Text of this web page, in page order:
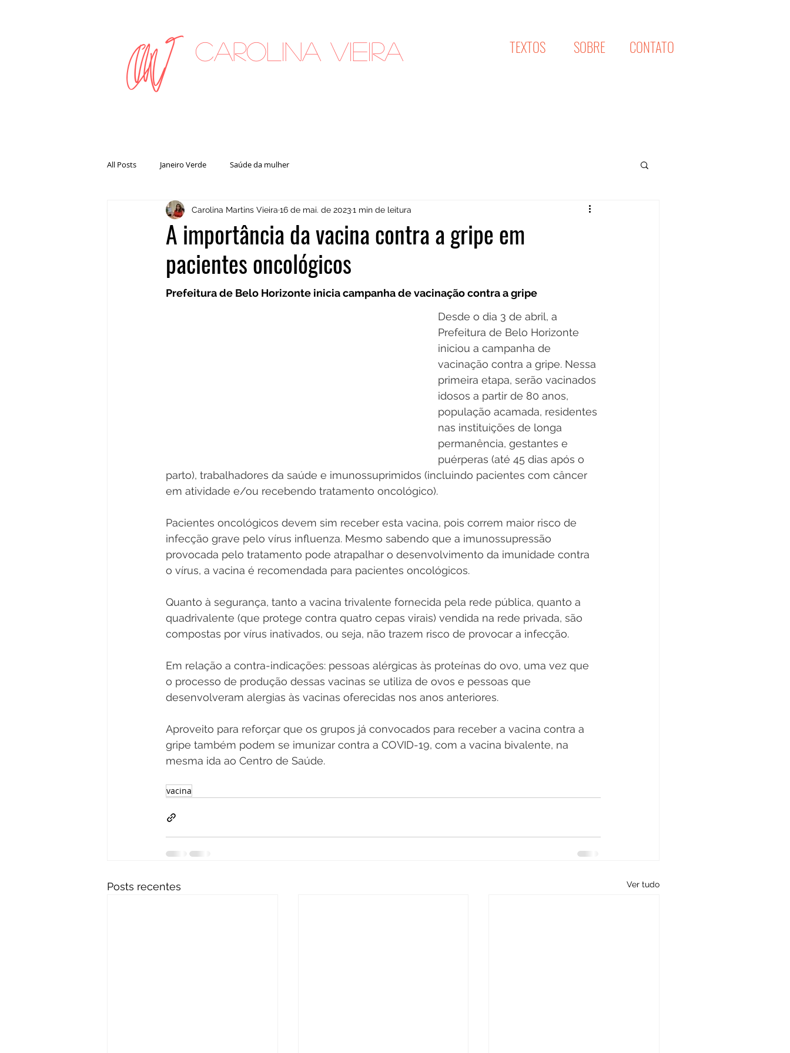
TEXTOS SOBRE CONTATO
Carolina Vieira
All Posts Janeiro Verde Saúde da mulher
A importância da vacina contra a gripe em
pacientes oncológicos
Carolina Martins Vieira 16 de mai. de 20231 min de leitura
Prefeitura de Belo Horizonte inicia campanha de vacinação contra a gripe
Desde o dia 3 de abril, a
Prefeitura de Belo Horizonte
iniciou a campanha de
vacinação contra a gripe. Nessa
primeira etapa, serão vacinados
idosos a partir de 80 anos,
população acamada, residentes
nas instituições de longa
permanência, gestantes e
puérperas (até 45 dias após o
parto), trabalhadores da saúde e imunossuprimidos (incluindo pacientes com câncer
em atividade e/ou recebendo tratamento oncológico).
Pacientes oncológicos devem sim receber esta vacina, pois correm maior risco de
infecção grave pelo vírus influenza. Mesmo sabendo que a imunossupressão
provocada pelo tratamento pode atrapalhar o desenvolvimento da imunidade contra
o vírus, a vacina é recomendada para pacientes oncológicos.
Quanto à segurança, tanto a vacina trivalente fornecida pela rede pública, quanto a
quadrivalente (que protege contra quatro cepas virais) vendida na rede privada, são
compostas por vírus inativados, ou seja, não trazem risco de provocar a infecção.
Em relação a contra-indicações: pessoas alérgicas às proteínas do ovo, uma vez que
o processo de produção dessas vacinas se utiliza de ovos e pessoas que
desenvolveram alergias às vacinas oferecidas nos anos anteriores.
Aproveito para reforçar que os grupos já convocados para receber a vacina contra a
gripe também podem se imunizar contra a COVID-19, com a vacina bivalente, na
mesma ida ao Centro de Saúde.
vacina
Posts recentes Ver tudo